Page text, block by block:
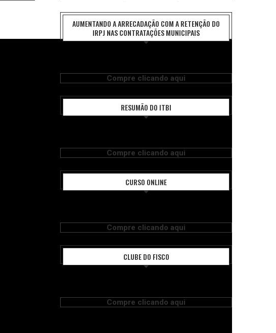
AUMENTANDO A ARRECADAÇÃO COM A RETENÇÃO DO
IRPJ NAS CONTRATAÇÕES MUNICIPAIS
Compre clicando aqui
RESUMÃO DO ITBI
Compre clicando aqui
CURSO ONLINE
Compre clicando aqui
CLUBE DO FISCO
Compre clicando aqui